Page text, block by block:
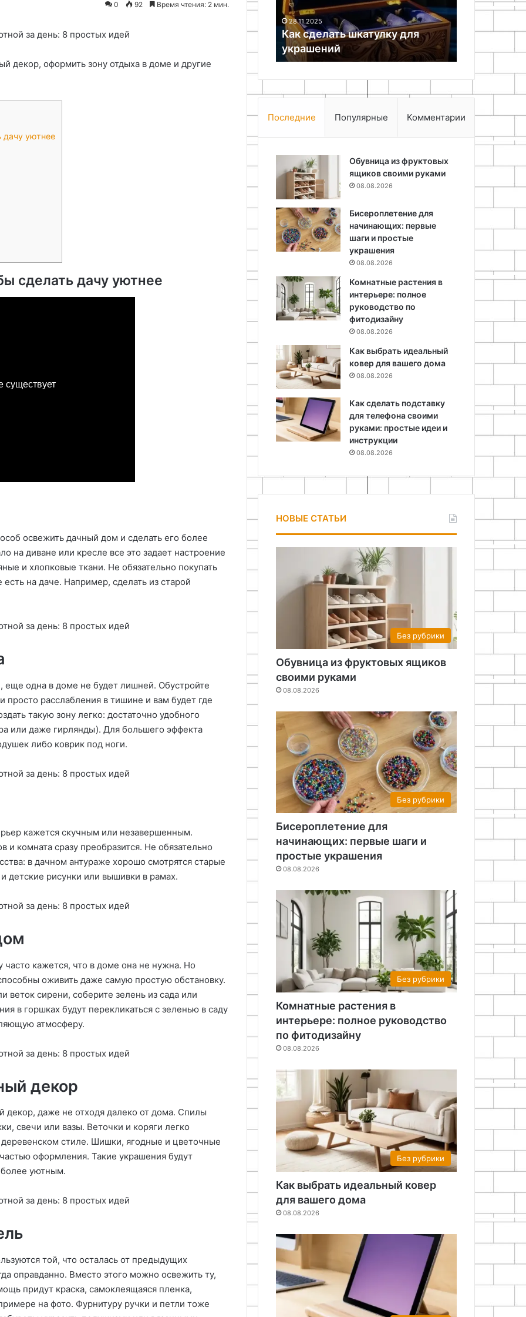
0 92 Время чтения: 2 мин.
декор, оформить зону отдыха в доме и другие
дачу уютнее
сделать дачу уютнее
освежить дачный дом и сделать его более
на диване или кресле все это задает настроение
и хлопковые ткани. Не обязательно покупать
на даче. Например, сделать из старой
еще одна в доме не будет лишней. Обустройте
просто расслабления в тишине и вам будет где
такую зону легко: достаточно удобного
или даже гирлянды). Для большего эффекта
либо коврик под ноги.
кажется скучным или незавершенным.
и комната сразу преобразится. Не обязательно
в дачном антураже хорошо смотрятся старые
детские рисунки или вышивки в рамах.
часто кажется, что в доме она не нужна. Но
оживить даже самую простую обстановку.
веток сирени, соберите зелень из сада или
в горшках будут перекликаться с зеленью в саду
атмосферу.
декор
даже не отходя далеко от дома. Спилы
свечи или вазы. Веточки и коряги легко
стиле. Шишки, ягодные и цветочные
оформления. Такие украшения будут
уютным.
той, что осталась от предыдущих
оправданно. Вместо этого можно освежить ту,
придут краска, самоклеящаяся пленка,
на фото. Фурнитуру ручки и петли тоже
фанеры и
21.04.2026
рабочего пространства для
28.11.2025
Как сделать шкатулку для
украшений
основы к
Последние Популярные Комментарии
Обувница из фруктовых
ящиков своими руками
08.08.2026
Бисероплетение для
начинающих: первые
шаги и простые
украшения
08.08.2026
Комнатные растения в
интерьере: полное
руководство по
фитодизайну
08.08.2026
Как выбрать идеальный
ковер для вашего дома
08.08.2026
Как сделать подставку
для телефона своими
руками: простые идеи и
инструкции
08.08.2026
НОВЫЕ СТАТЬИ
Без рубрики
Обувница из фруктовых ящиков
своими руками
08.08.2026
Без рубрики
Бисероплетение для
начинающих: первые шаги и
простые украшения
08.08.2026
Без рубрики
Комнатные растения в
интерьере: полное руководство
по фитодизайну
08.08.2026
Без рубрики
Как выбрать идеальный ковер
для вашего дома
08.08.2026